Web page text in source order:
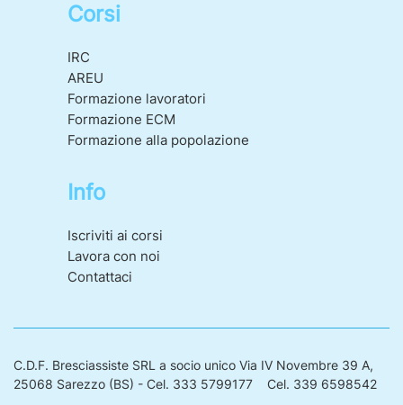
Corsi
IRC
AREU
Formazione lavoratori
Formazione ECM
Formazione alla popolazione
Info
Iscriviti ai corsi
Lavora con noi
Contattaci
C.D.F. Bresciassiste SRL a socio unico Via IV Novembre 39 A,
25068 Sarezzo (BS) - Cel. 333 5799177 Cel. 339 6598542